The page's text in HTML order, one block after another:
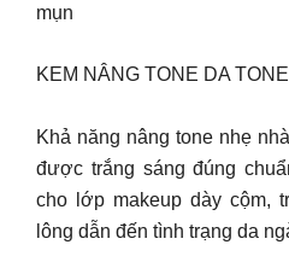
mụn
KEM NÂNG TONE DA
Khả năng nâng tone nhẹ
được trắng sáng đúng
cho lớp makeup dày cộm,
lông dẫn đến tình trạng da